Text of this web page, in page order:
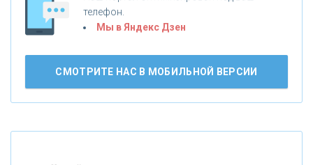
«БАНК ВОЗРОЖДЕНИЕ»
АО «КРЕДИТ ЕВРОПА БАНК»
Банки.ру обновил логотип впервые за 19 лет -
телефон.
Мы в Яндекс Дзен
СМОТРИТЕ НАС В МОБИЛЬНОЙ ВЕРСИИ